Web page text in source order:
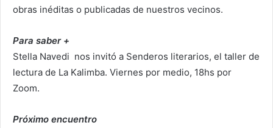
obras inéditas o publicadas de nuestros vecinos.
Para saber +
Stella Navedi nos invitó a Senderos literarios, el taller de
lectura de La Kalimba. Viernes por medio, 18hs por
Zoom.
Próximo encuentro